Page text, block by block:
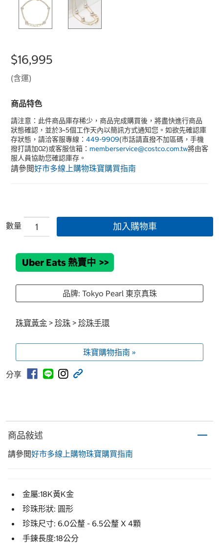
$16,995
(含運)
商品特色
請注意：此件商品庫存稀少，商品完成購買後，將盡快進行商品
狀態確認，並於3~5個工作天內以簡訊方式通知您。如欲先確認庫
存狀態，請洽客服專線： 449-9909(市話請直撥不加區碼，手機
撥打請加02)或客服信箱： memberservice@costco.com.tw將由客
服人員協助您確認庫存。
請參閲好市多線上購物珠寶購買指南
數量 加入購物車
Uber Eats 熱賣中 >>
品牌: Tokyo Pearl 東京真珠
珠寶黃金 > 珍珠 > 珍珠手環
珠寶購物指南 »
分享
商品敍述
請參閲好市多線上購物珠寶購買指南
金屬:18K黃K金
珍珠形狀: 圓形
珍珠尺寸: 6.0公釐 - 6.5公釐 X 4顆
手鍊長度:18公分